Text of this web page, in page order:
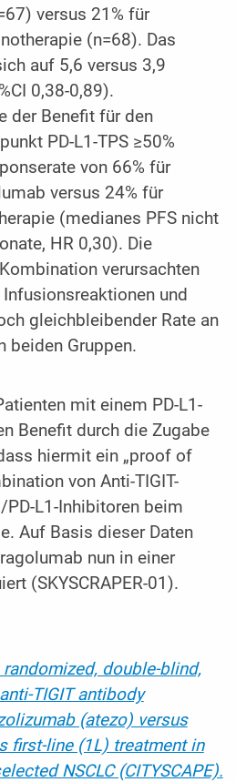
versus 21% für
(n=68). Das
auf 5,6 versus 3,9
0,38-0,89).
der Benefit für den
PD-L1-TPS ≥50%
von 66% für
versus 24% für
(medianes PFS nicht
HR 0,30). Die
verursachten
und
gleichbleibender Rate an
beiden Gruppen.
mit einem PD-L1-
Benefit durch die Zugabe
hiermit ein „proof of
von Anti-TIGIT-
L1-Inhibitoren beim
Auf Basis dieser Daten
nun in einer
(SKYSCRAPER-01).
double-blind,
TIGIT antibody
(atezo) versus
first-line (1L) treatment in
NSCLC (CITYSCAPE).